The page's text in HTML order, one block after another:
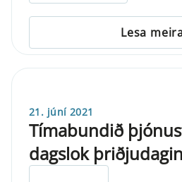
Lesa
21. júní 2021
Tímabundið
dagslok